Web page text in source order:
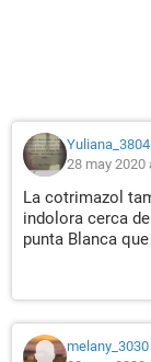
Yuliana_3804
28 may 2020
La cotrimazol
indolora cerca
punta Blanca
melany_3030